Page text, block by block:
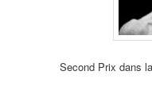
Second Prix dans